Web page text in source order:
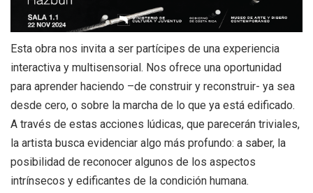
Esta obra nos invita a ser partícipes de una experiencia
interactiva y multisensorial. Nos ofrece una oportunidad
para aprender haciendo –de construir y reconstruir- ya sea
desde cero, o sobre la marcha de lo que ya está edificado.
A través de estas acciones lúdicas, que parecerán triviales,
la artista busca evidenciar algo más profundo: a saber, la
posibilidad de reconocer algunos de los aspectos
intrínsecos y edificantes de la condición humana.